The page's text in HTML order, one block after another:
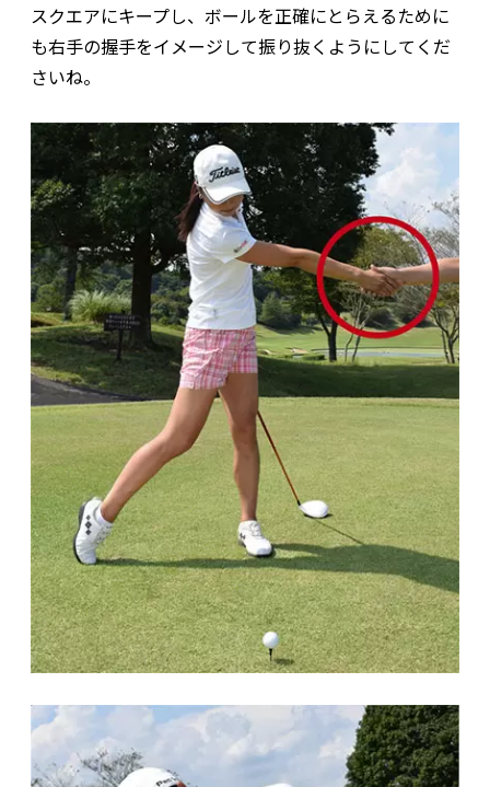
スクエアにキープし、ボールを正確にとらえるために
も右手の握手をイメージして振り抜くようにしてくだ
さいね。